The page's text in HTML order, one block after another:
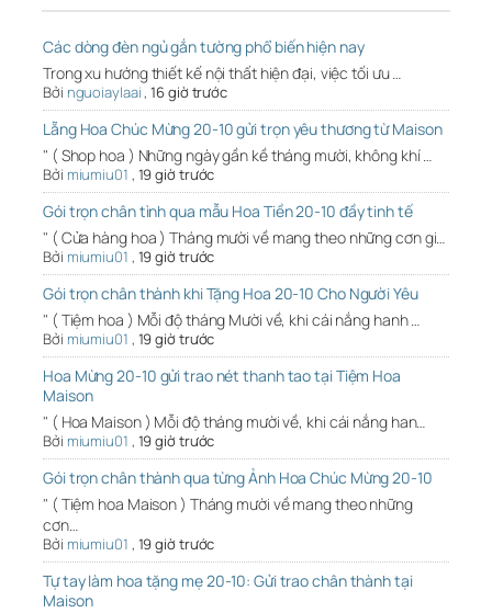
Các dòng đèn ngủ gắn tường phổ biến hiện nay
Trong xu hướng thiết kế nội thất hiện đại, việc tối ưu …
Bởi nguoiaylaai,16 giờ trước
Lẵng Hoa Chúc Mừng 20-10 gửi trọn yêu thương từ Maison
" ( Shop hoa ) Những ngày gần kề tháng mười, không khí …
Bởi miumiu01 , 19 giờ trước
Gói trọn chân tình qua mẫu Hoa Tiền 20-10 đầy tinh tế
" ( Cửa hàng hoa ) Tháng mười về mang theo những cơn gi…
Bởi miumiu01 , 19 giờ trước
Gói trọn chân thành khi Tặng Hoa 20-10 Cho Người Yêu
" ( Tiệm hoa ) Mỗi độ tháng Mười về, khi cái nắng hanh …
Bởi miumiu01 , 19 giờ trước
Hoa Mừng 20-10 gửi trao nét thanh tao tại Tiệm Hoa
Maison
" ( Hoa Maison ) Mỗi độ tháng mười về, khi cái nắng han…
Bởi miumiu01 , 19 giờ trước
Gói trọn chân thành qua từng Ảnh Hoa Chúc Mừng 20-10
" ( Tiệm hoa Maison ) Tháng mười về mang theo những
cơn…
Bởi miumiu01 , 19 giờ trước
Tự tay làm hoa tặng mẹ 20-10: Gửi trao chân thành tại
Maison